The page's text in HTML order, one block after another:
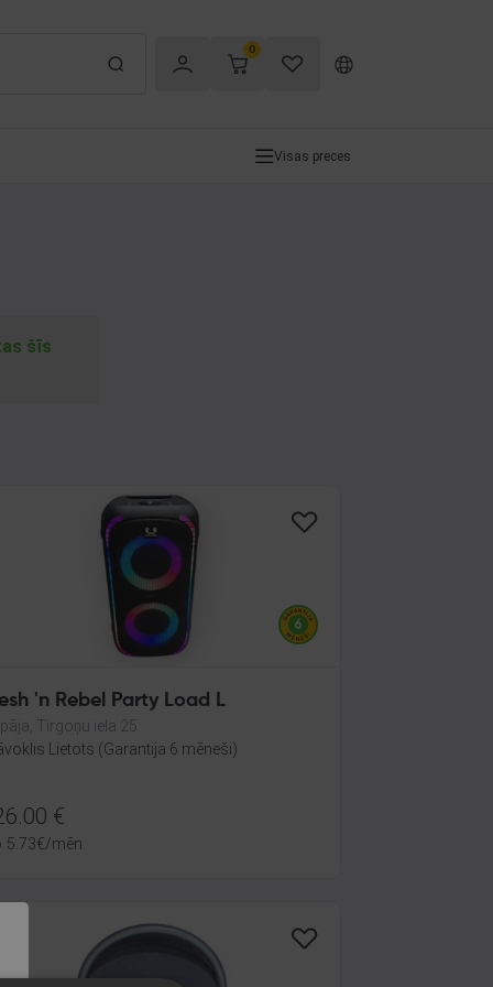
0
Visas preces
šīs
'n Rebel Party Load L
Tirgoņu iela 25
Lietots (Garantija 6 mēneši)
€
5.73€/mēn.